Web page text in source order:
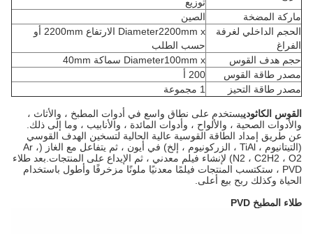
ماركة المضخة
الصين
الحجم الداخلي لغرفة
الفراغ
Diameter2200mm x الارتفاع 2200mm أو
حسب الطلب
حجم هدف القوس
Diameter100mm x سماكة 40mm
مصدر طاقة القوس
200 أ
مصدر طاقة التحيز
القوس الكاثودييستخدم على نطاق واسع في أدوات المطبخ ، والأثاث ،
والأدوات الصحية ، والألواح ، وأدوات المائدة ، والأنابيب ، وما إلى ذلك.
عن طريق إمداد الطاقة القوسية عالية الحالية لتسخين الهدف القوسي
(التيتانيوم ، TiAl ، الزركونيوم ، إلخ) في أيون ، ثم يتفاعل مع الغاز (Ar ،
N2 ، C2H2 ، O2) لإنشاء فيلم معدني ، ثم الإيداع على المنتجات.بعد طلاء
PVD ، ستكتسب المنتجات فيلمًا معدنيًا ملونًا مزخرفًا وأطول باستخدام
الحياة وكذلك ربح بيع أعلى.
طلاء المطبخ PVD